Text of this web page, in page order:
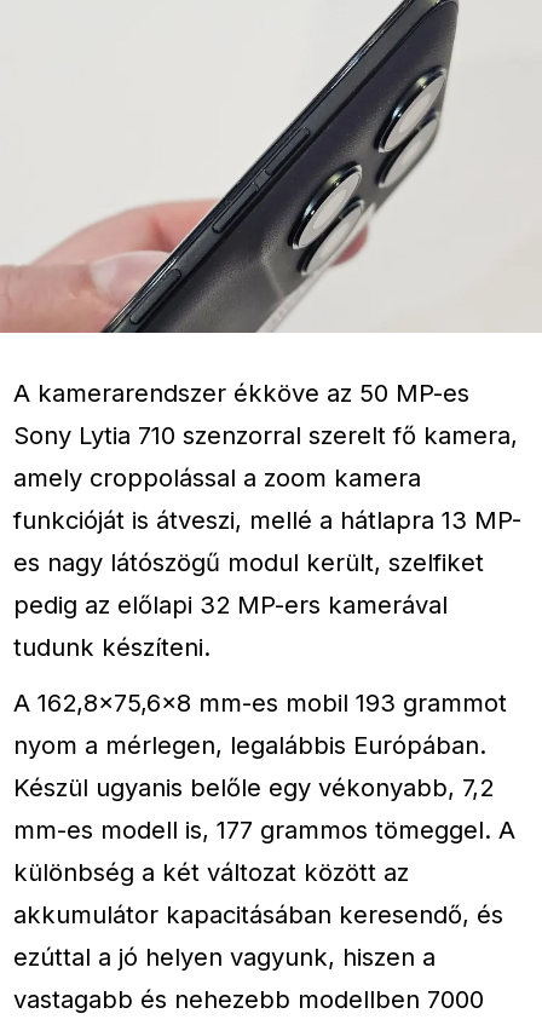
A kamerarendszer ékköve az 50 MP-es
Sony Lytia 710 szenzorral szerelt fő kamera,
amely croppolással a zoom kamera
funkcióját is átveszi, mellé a hátlapra 13 MP-
es nagy látószögű modul került, szelfiket
pedig az előlapi 32 MP-ers kamerával
tudunk készíteni.
A 162,8×75,6×8 mm-es mobil 193 grammot
nyom a mérlegen, legalábbis Európában.
Készül ugyanis belőle egy vékonyabb, 7,2
mm-es modell is, 177 grammos tömeggel. A
különbség a két változat között az
akkumulátor kapacitásában keresendő, és
ezúttal a jó helyen vagyunk, hiszen a
vastagabb és nehezebb modellben 7000